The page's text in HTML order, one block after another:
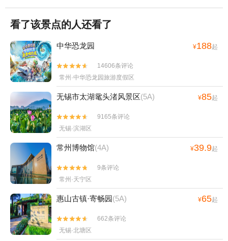
看了该景点的人还看了
中华恐龙园 ¥188起


14606条评论
常州·中华恐龙园旅游度假区
无锡市太湖鼋头渚风景区(5A) ¥85起


9165条评论
无锡·滨湖区
常州博物馆(4A) ¥39.9起


9条评论
常州·天宁区
惠山古镇·寄畅园(5A) ¥65起


662条评论
无锡·北塘区